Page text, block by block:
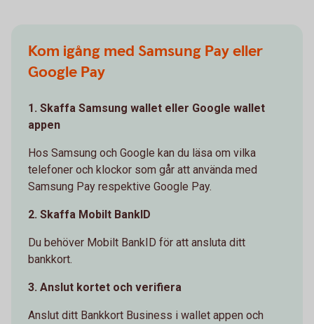
Kom igång med Samsung Pay eller
Google Pay
1. Skaffa Samsung wallet eller Google wallet
appen
Hos Samsung och Google kan du läsa om vilka
telefoner och klockor som går att använda med
Samsung Pay respektive Google Pay.
2. Skaffa Mobilt BankID
Du behöver Mobilt BankID för att ansluta ditt
bankkort.
3. Anslut kortet och verifiera
Anslut ditt Bankkort Business i wallet appen och